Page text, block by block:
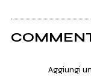
Aggiungi